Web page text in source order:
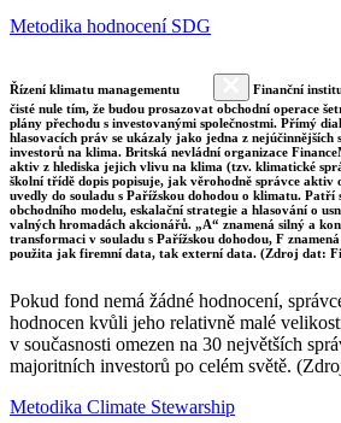
Metodika hodnocení SDG
Řízení klimatu managementu
Finanční
čisté nule tím, že budou prosazovat obchodní operace
plány přechodu s investovanými společnostmi. Přímý
hlasovacích práv se ukázaly jako jedna z
investorů na klima. Britská nevládní organizace
aktiv z hlediska jejich vlivu na klima (tzv. klimatické
školní třídě dopis popisuje, jak věrohodně správce aktiv
uvedly do souladu s Pařížskou dohodou o klimatu.
obchodního modelu, eskalační strategie a hlasování o
valných hromadách akcionářů. „A“ znamená silný a
transformaci v souladu s Pařížskou dohodou, F
použita jak firemní data, tak externí data. (Zdroj dat:
Pokud fond nemá žádné hodnocení,
hodnocen kvůli jeho relativně malé
v současnosti omezen na 30 největších
majoritních investorů po celém světě.
Metodika Climate Stewarship